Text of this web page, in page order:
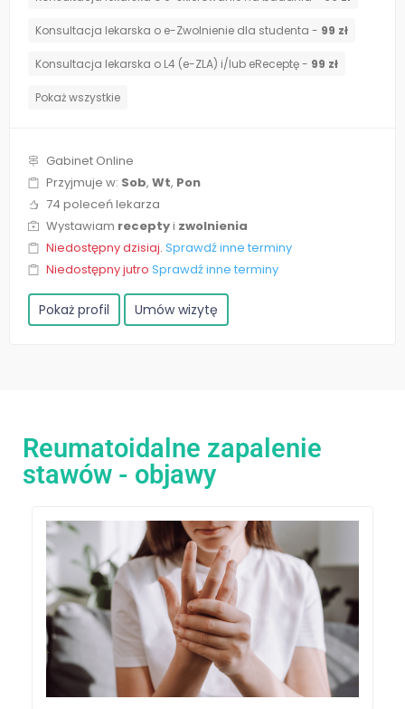
Konsultacja lekarska o e-Zwolnienie dla studenta - 99 zł
Konsultacja lekarska o L4 (e-ZLA) i/lub eReceptę - 99 zł
Pokaż wszystkie
Gabinet Online
Przyjmuje w: Sob, Wt, Pon
74 poleceń lekarza
Wystawiam receptyi zwolnienia
Niedostępny dzisiaj. Sprawdź inne terminy
Niedostępny jutro Sprawdź inne terminy
Pokaż profil Umów wizytę
Reumatoidalne zapalenie
stawów - objawy